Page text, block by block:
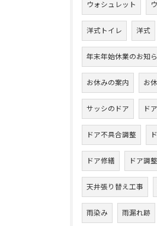
ウォシュレット
洋式トイレ 洋式
年末年始休業のお知
お休みの案内 お
サッシのドア ド
ドア不具合調整
ドア修繕 ドア調整
天井張り替え工事
雨染み 雨漏れ跡